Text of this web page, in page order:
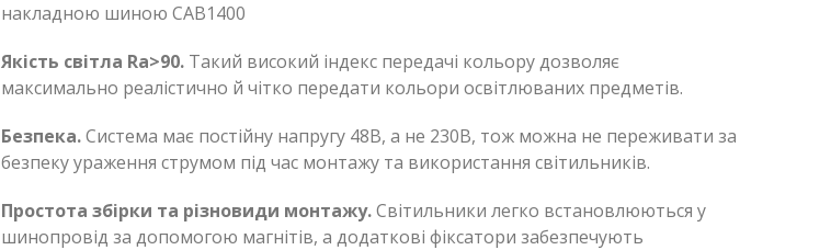
накладною шиною CAB1400
Якість світла Ra>90. Такий високий індекс передачі кольору дозволяє
максимально реалістично й чітко передати кольори освітлюваних предметів.
Безпека.Система має постійну напругу 48В, а не 230В, тож можна не переживати за
безпеку ураження струмом під час монтажу та використання світильників.
Простота збірки та різновиди монтажу.Світильники легко встановлюються у
шинопровід за допомогою магнітів, а додаткові фіксатори забезпечують